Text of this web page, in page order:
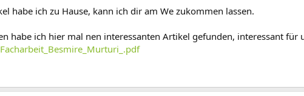
habe ich zu Hause, kann ich dir am We zukommen lassen.
habe ich hier mal nen interessanten Artikel gefunden, interessant für